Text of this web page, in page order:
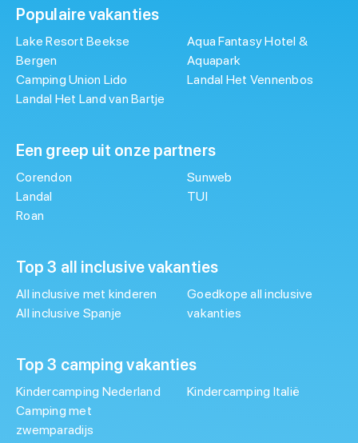
Populaire vakanties
Lake Resort Beekse
Bergen
Camping Union Lido
Landal Het Land van Bartje
Aqua Fantasy Hotel &
Aquapark
Landal Het Vennenbos
Een greep uit onze partners
Corendon
Landal
Roan
Sunweb
TUI
Top 3 all inclusive vakanties
All inclusive met kinderen
All inclusive Spanje
Goedkope all inclusive
vakanties
Top 3 camping vakanties
Kindercamping Nederland
Camping met
zwemparadijs
Kindercamping Italië